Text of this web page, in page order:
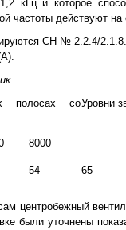
кГц и которое
частоты действуют
СН № 2.2.4/
полосах соУровни
8000
54 65
центробежный
были уточнены